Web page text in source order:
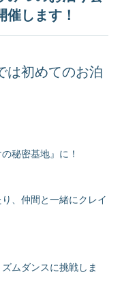
催します！
は初めてのお泊
秘密基地』に！
、仲間と一緒にクレイ
ムダンスに挑戦しま